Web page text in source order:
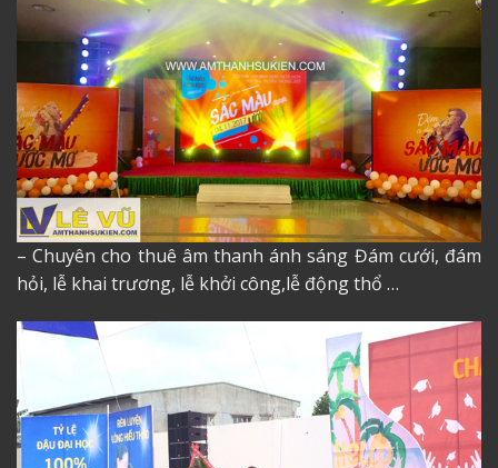
– Chuyên cho thuê âm thanh ánh sáng Đám cưới, đám
hỏi, lễ khai trương, lễ khởi công,lễ động thổ …